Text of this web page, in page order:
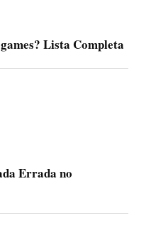
Lista Completa
Errada no